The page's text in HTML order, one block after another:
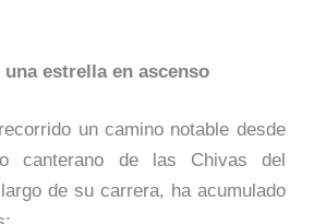
estrella en ascenso
un camino notable desde
canterano de las Chivas del
de su carrera, ha acumulado